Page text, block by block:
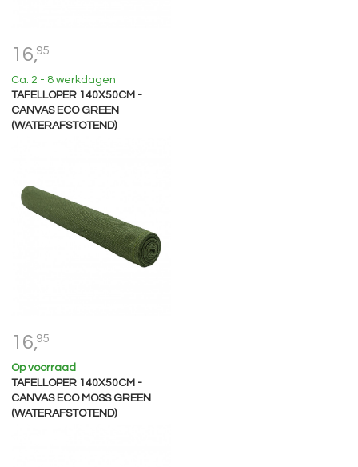
16,95
Ca. 2 - 8 werkdagen
TAFELLOPER 140X50CM -
CANVAS ECO GREEN
(WATERAFSTOTEND)
16,95
Op voorraad
TAFELLOPER 140X50CM -
CANVAS ECO MOSS GREEN
(WATERAFSTOTEND)